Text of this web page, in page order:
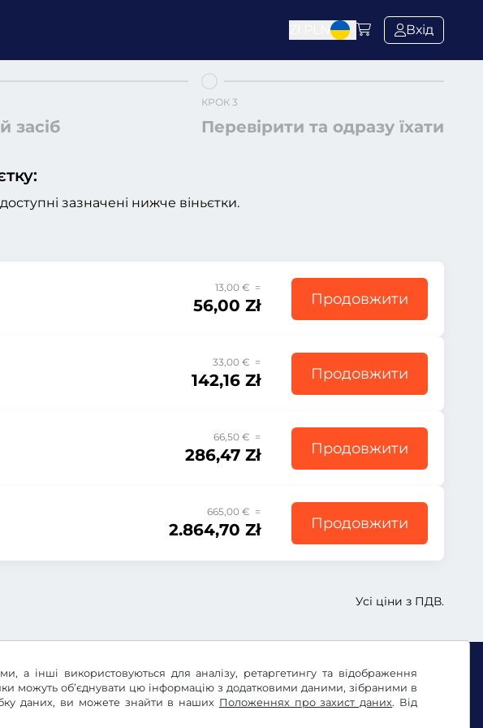
а інші використовуються для аналізу, ретаргетингу та відображення
можуть об’єднувати цю інформацію з додатковими даними, зібраними в
даних, ви можете знайти в наших Положеннях про захист даних. Від
Вхід
засіб
КРОК 3
Перевірити та одразу їхати
зазначені нижче віньєтки.
13,00 € =
56,00 Zł Продовжити
33,00 € =
142,16 Zł Продовжити
66,50 € =
286,47 Zł Продовжити
665,00 € =
2.864,70 Zł Продовжити
Усі ціни з ПДВ.